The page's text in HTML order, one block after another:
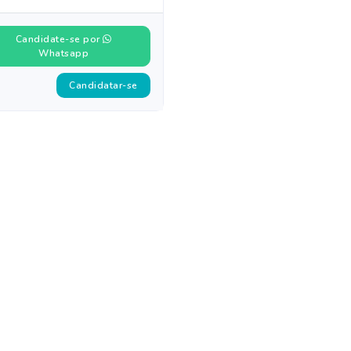
Candidate-se por
Whatsapp
Candidatar-se